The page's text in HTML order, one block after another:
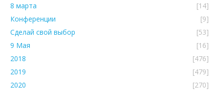
8 марта
[14]
Конференции
[9]
Сделай свой выбор
[53]
9 Мая
[16]
2018
[476]
2019
[479]
2020
[270]